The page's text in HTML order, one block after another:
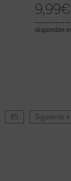
9,99€
disponible
85 Siguiente »